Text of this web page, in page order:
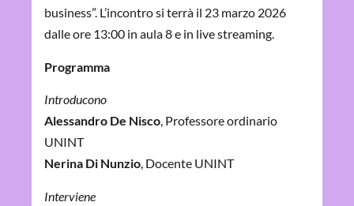
business”. L’incontro si terrà il 23 marzo 2026
dalle ore 13:00 in aula 8 e in live streaming.
Programma
Introducono
Alessandro De Nisco, Professore ordinario
UNINT
Nerina Di Nunzio, Docente UNINT
Interviene